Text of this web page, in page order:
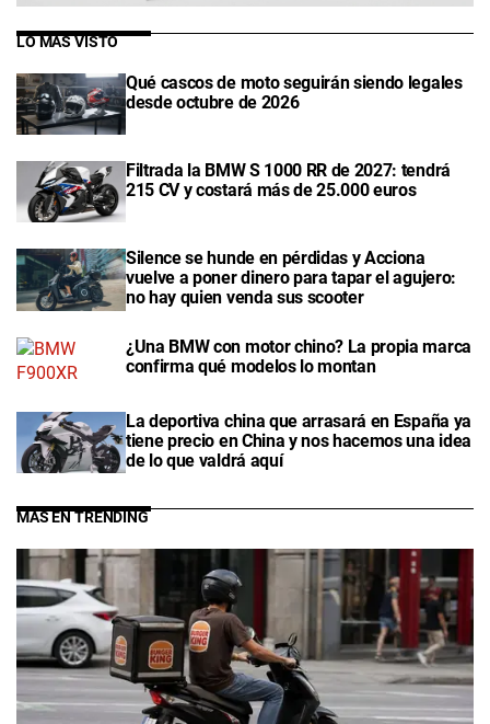
LO MÁS VISTO
Qué cascos de moto seguirán siendo legales
desde octubre de 2026
Filtrada la BMW S 1000 RR de 2027: tendrá
215 CV y costará más de 25.000 euros
Silence se hunde en pérdidas y Acciona
vuelve a poner dinero para tapar el agujero:
no hay quien venda sus scooter
¿Una BMW con motor chino? La propia marca
confirma qué modelos lo montan
La deportiva china que arrasará en España ya
tiene precio en China y nos hacemos una idea
de lo que valdrá aquí
MÁS EN TRENDING